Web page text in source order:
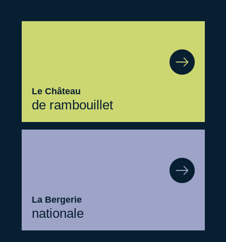
Le Château
de rambouillet
La Bergerie
nationale